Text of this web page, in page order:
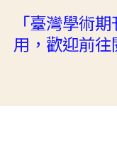
「臺灣學術
用，歡迎前